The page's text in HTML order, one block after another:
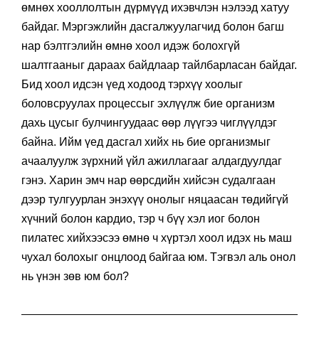
өмнөх хооллолтын дүрмүүд ихэвчлэн нэлээд хатуу
байдаг. Мэргэжлийн дасгалжуулагчид болон багш
нар бэлтгэлийн өмнө хоол идэж болохгүй
шалтгааныг дараах байдлаар тайлбарласан байдаг.
Бид хоол идсэн үед ходоод тэрхүү хоолыг
боловсруулах процессыг эхлүүлж бие организм
дахь цусыг булчингуудаас өөр лүүгээ чиглүүлдэг
байна. Ийм үед дасгал хийх нь бие организмыг
ачаалуулж зүрхний үйл ажиллагааг алдагдуулдаг
гэнэ. Харин эмч нар өөрсдийн хийсэн судалгаан
дээр тулгуурлан энэхүү онолыг няцаасан төдийгүй
хүчний болон кардио, тэр ч бүү хэл иог болон
пилатес хийхээсээ өмнө ч хүртэл хоол идэх нь маш
чухал болохыг онцлоод байгаа юм. Тэгвэл аль онол
нь үнэн зөв юм бол?